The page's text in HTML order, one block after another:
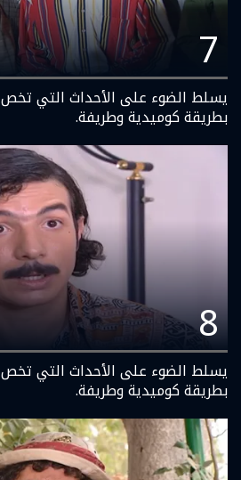
7
يسلط الضوء على الأحداث التي تخص
بطريقة كوميدية وطريفة.
8
يسلط الضوء على الأحداث التي تخص
بطريقة كوميدية وطريفة.